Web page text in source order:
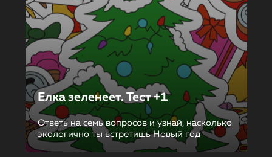
Елка зеленеет. Тест +1
Ответь на семь вопросов и узнай, насколько
экологично ты встретишь Новый год